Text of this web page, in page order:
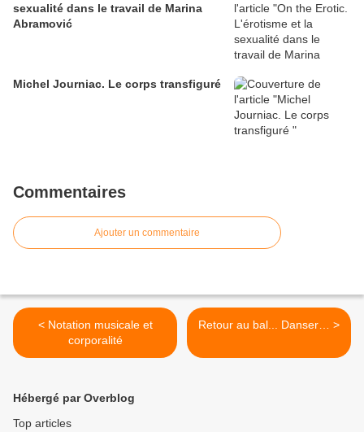
sexualité dans le travail de Marina
Abramović
Michel Journiac. Le corps transfiguré
Commentaires
Ajouter un commentaire
< Notation musicale et
corporalité
Retour au bal... Danser… >
Hébergé par Overblog
Top articles